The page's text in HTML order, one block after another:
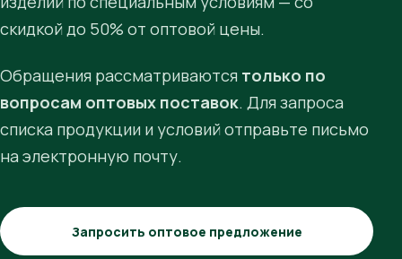
скидкой до 50% от оптовой цены.
Обращения рассматриваются только по
вопросам оптовых поставок. Для запроса
списка продукции и условий отправьте письмо
на электронную почту.
Запросить оптовое предложение